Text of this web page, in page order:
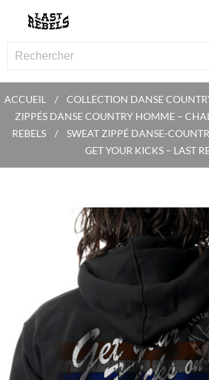
ACCUEIL COLLECTION DANSE
ZIPPÉS DANSE COUNTRY HOMME –
REBELS
SWEAT ZIPPÉ DANSE-
GET YOUR KICKS – LAST